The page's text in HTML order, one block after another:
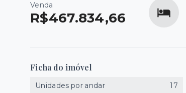
Venda
R$467.834,66
Ficha do imóvel
Unidades por andar
17